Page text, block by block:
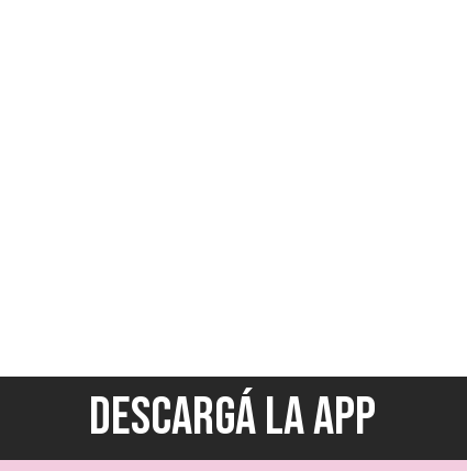
DESCARGÁ LA APP